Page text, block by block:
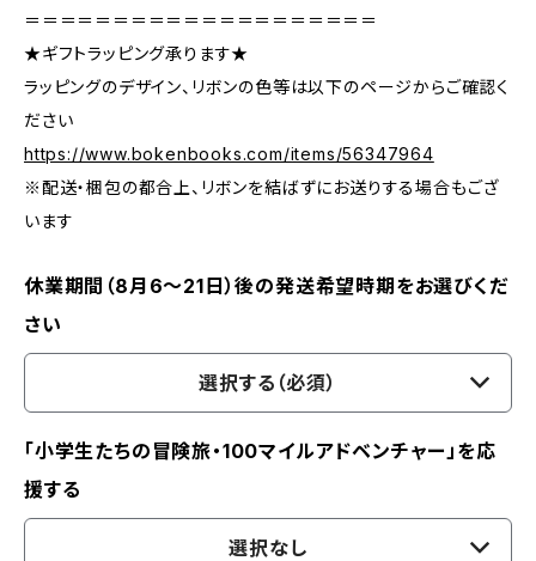
＝＝＝＝＝＝＝＝＝＝＝＝＝＝＝＝＝＝＝＝
★ギフトラッピング承ります★
ラッピングのデザイン、リボンの色等は以下のページからご確認く
ださい
https://www.bokenbooks.com/items/56347964
※配送・梱包の都合上、リボンを結ばずにお送りする場合もござ
います
休業期間（8月6〜21日）後の発送希望時期をお選びくだ
さい
選択する（必須）
「小学生たちの冒険旅・100マイルアドベンチャー」を応
援する
選択なし